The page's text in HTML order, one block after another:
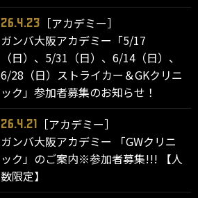
26.4.23
［アカデミー］
ガンバ大阪アカデミー「5/17
（日）、5/31（日）、6/14（日）、
6/28（日）ストライカー＆GKクリニ
ック」参加者募集のお知らせ！
26.4.21
［アカデミー］
ガンバ大阪アカデミー 「GWクリニ
ック」のご案内※参加者募集!!! 【人
数限定】